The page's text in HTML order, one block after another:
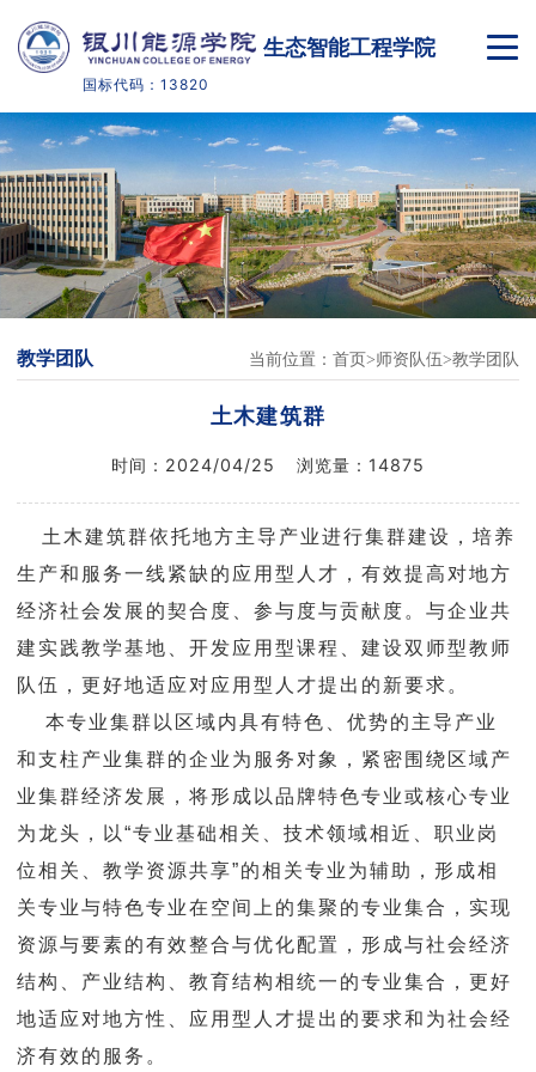
生态智能工程学院
国标代码：13820
学院概况
师资队伍
人才培养
教学科研
实践教学
产教融合
优秀校友
学院官网
教学团队 当前位置： 首页 师资队伍 教学团队
土木建筑群
时间： 2024/04/25 浏览量： 14875
土木建筑群依托地方主导产业进行集群建设，培养
生产和服务一线紧缺的应用型人才，有效提高对地方
经济社会发展的契合度、参与度与贡献度。与企业共
建实践教学基地、开发应用型课程、建设双师型教师
队伍，更好地适应对应用型人才提出的新要求。
本专业集群以区域内具有特色、优势的主导产业
和支柱产业集群的企业为服务对象，紧密围绕区域产
业集群经济发展，将形成以品牌特色专业或核心专业
为龙头，以“专业基础相关、技术领域相近、职业岗
位相关、教学资源共享”的相关专业为辅助，形成相
关专业与特色专业在空间上的集聚的专业集合，实现
资源与要素的有效整合与优化配置，形成与社会经济
结构、产业结构、教育结构相统一的专业集合，更好
地适应对地方性、应用型人才提出的要求和为社会经
济有效的服务。